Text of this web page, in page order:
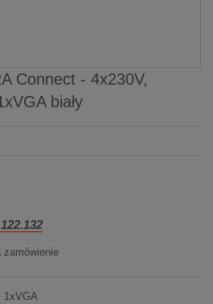
Connect - 4x230V,
biały
zamówienie
1xVGA